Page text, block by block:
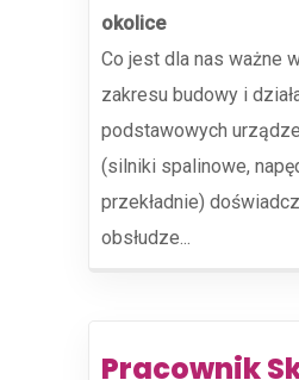
okolice
Co jest dla nas ważne
zakresu budowy i
podstawowych
(silniki spalinowe,
przekładnie)
obsłudze...
Pracownik